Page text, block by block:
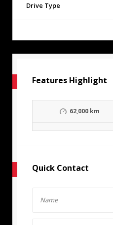
Drive Type
Features Highlight
62,000 km
Quick Contact